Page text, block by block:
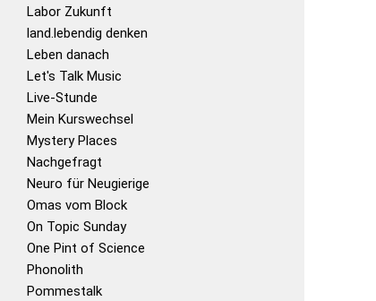
Labor Zukunft
land.lebendig denken
Leben danach
Let's Talk Music
Live-Stunde
Mein Kurswechsel
Mystery Places
Nachgefragt
Neuro für Neugierige
Omas vom Block
On Topic Sunday
One Pint of Science
Phonolith
Pommestalk